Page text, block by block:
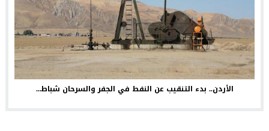
الأردن.. بدء التنقيب عن النفط في الجفر والسرحان شباط...